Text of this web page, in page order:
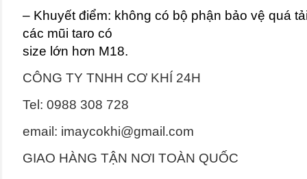
– Khuyết điểm: không có bộ phận bảo vệ quá
các mũi taro có
size lớn hơn M18.
CÔNG TY TNHH CƠ KHÍ 24H
Tel: 0988 308 728
email: imaycokhi@gmail.com
GIAO HÀNG TẬN NƠI TOÀN QUỐC